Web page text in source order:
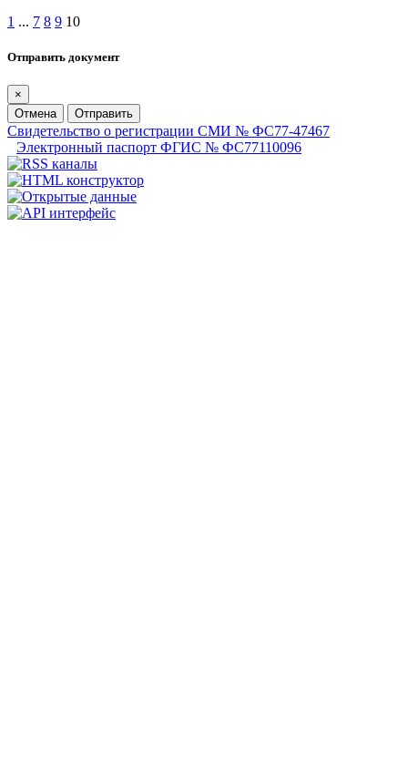
1 ... 7 8 9 10
Отправить документ
×
Отмена
Отправить
Свидетельство о регистрации СМИ № ФС77-47467
Электронный паспорт ФГИС № ФС77110096